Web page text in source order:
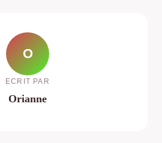
O
ECRIT PAR
Orianne